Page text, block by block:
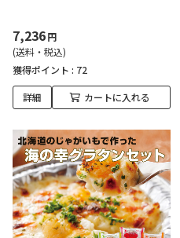
7,236円
(送料・税込)
獲得ポイント : 72
詳細 カートに入れる